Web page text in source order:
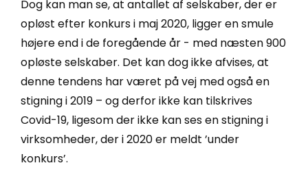
Dog kan man se, at antallet af selskaber, der er
opløst efter konkursi maj 2020, ligger en smule
højere end i de foregående år - med næsten 900
opløste selskaber. Det kan dog ikke afvises, at
denne tendens har været på vej med også en
stigning i 2019 – og derfor ikke kan tilskrives
Covid-19, ligesom der ikke kan ses en stigning i
virksomheder, der i 2020 er meldt ’under
konkurs’.